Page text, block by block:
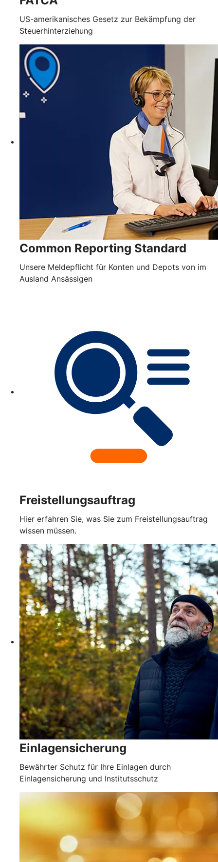
US-amerikanisches Gesetz zur Bekämpfung der
Steuerhinterziehung
Common Reporting Standard
Unsere Meldepflicht für Konten und Depots von im
Ausland Ansässigen
Freistellungsauftrag
Hier erfahren Sie, was Sie zum Freistellungsauftrag
wissen müssen.
Einlagensicherung
Bewährter Schutz für Ihre Einlagen durch
Einlagensicherung und Institutsschutz